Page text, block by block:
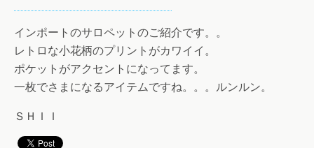
インポートのサロペットのご紹介です。。
レトロな小花柄のプリントがカワイイ。
ポケットがアクセントになってます。
一枚でさまになるアイテムですね。。。ルンルン。
ＳＨＩＩ